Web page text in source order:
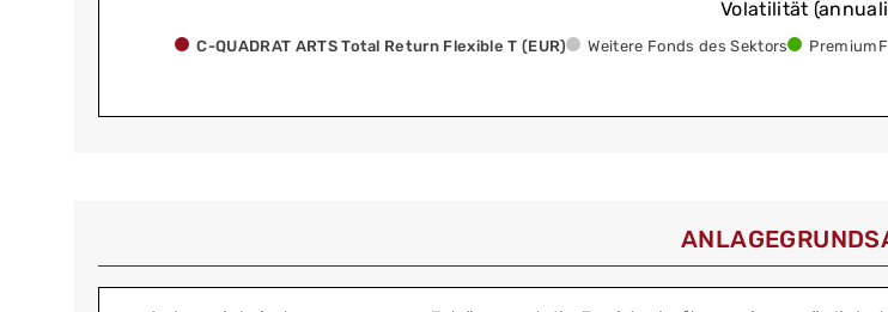
Volatilität
C-QUADRAT ARTS Total Return Flexible T (EUR) Weitere Fonds des Sektors